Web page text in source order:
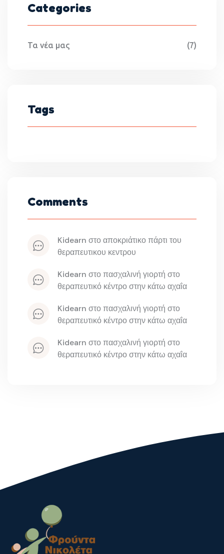
Categories
Τα νέα μας (7)
Tags
Comments
kidearn στο αποκριάτικο πάρτι του
θεραπευτικου κεντρου
kidearn στο πασχαλινή γιορτή στο
θεραπευτικό κέντρο στην κάτω αχαΐα
kidearn στο πασχαλινή γιορτή στο
θεραπευτικό κέντρο στην κάτω αχαΐα
kidearn στο πασχαλινή γιορτή στο
θεραπευτικό κέντρο στην κάτω αχαΐα